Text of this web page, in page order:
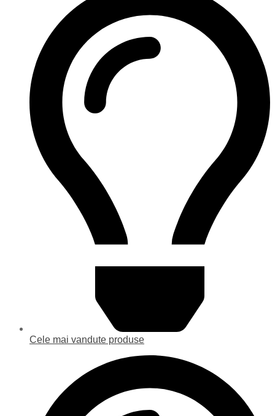
Cele mai vandute produse